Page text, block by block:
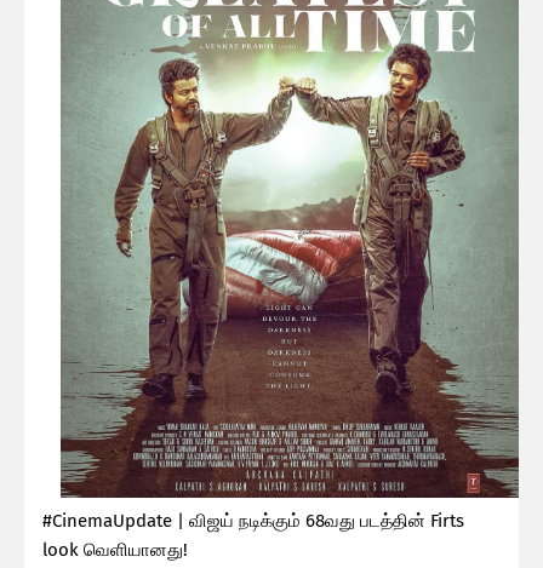
#CinemaUpdate | விஜய் நடிக்கும் 68வது படத்தின் Firts
look வெளியானது!